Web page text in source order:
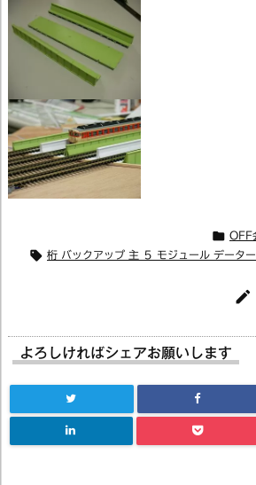
 OFF
 桁 バックアップ 主 ５ モジュール データ

よろしければシェアお願いします